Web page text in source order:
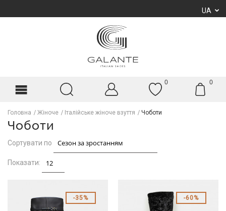
UA
0 0
Головна Жіноче Італійське жіноче взуття Чоботи
Чоботи
Сортувати по
Показати:
35% 60%